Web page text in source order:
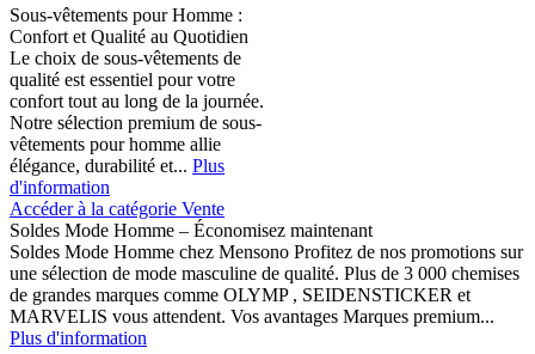
Sous-vêtements pour Homme :
Confort et Qualité au Quotidien
Le choix de sous-vêtements de
qualité est essentiel pour votre
confort tout au long de la journée.
Notre sélection premium de sous-
vêtements pour homme allie
élégance, durabilité et... Plus
d'information
Accéder à la catégorie Vente
Soldes Mode Homme – Économisez maintenant
Soldes Mode Homme chez Mensono Profitez de nos promotions sur
une sélection de mode masculine de qualité. Plus de 3 000 chemises
de grandes marques comme OLYMP , SEIDENSTICKER et
MARVELIS vous attendent. Vos avantages Marques premium...
Plus d'information